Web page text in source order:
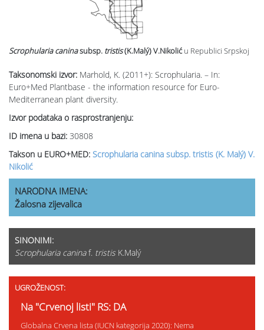
Taksonomski izvor: Marhold, K. (2011+): Scrophularia. – In:
Euro+Med Plantbase - the information resource for Euro-
Mediterranean plant diversity.
Izvor podataka o rasprostranjenju:
ID imena u bazi: 30808
Takson u EURO+MED: Scrophularia canina subsp. tristis (K. Malý) V.
Nikolić
Scrophularia caninasubsp. tristis(K.Malý) V.Nikolić u Republici Srpskoj
NARODNA IMENA:
Žalosna zijevalica
SINONIMI:
Scrophularia caninaf. tristis K.Malý
UGROŽENOST:
Na "Crvenoj listi" RS: DA
Globalna Crvena lista (IUCN kategorija 2020): Nema